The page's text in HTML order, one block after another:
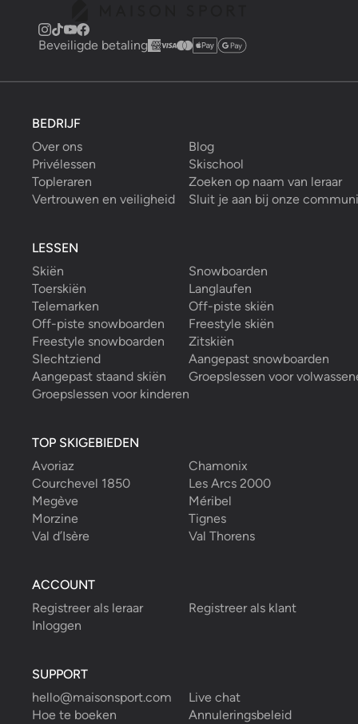
Beveiligde betaling
BEDRIJF
Over ons
Blog
Privélessen
Skischool
Topleraren
Zoeken op naam van leraar
Vertrouwen en veiligheid
Sluit je aan bij onze
LESSEN
Skiën
Snowboarden
Toerskiën
Langlaufen
Telemarken
Off-piste skiën
Off-piste snowboarden
Freestyle skiën
Freestyle snowboarden
Zitskiën
Slechtziend
Aangepast snowboarden
Aangepast staand skiën
Groepslessen voor
Groepslessen voor kinderen
TOP SKIGEBIEDEN
Avoriaz
Chamonix
Courchevel 1850
Les Arcs 2000
Megève
Méribel
Morzine
Tignes
Val d’Isère
Val Thorens
ACCOUNT
Registreer als leraar
Registreer als klant
Inloggen
SUPPORT
hello@maisonsport.com
Live chat
Hoe te boeken
Annuleringsbeleid